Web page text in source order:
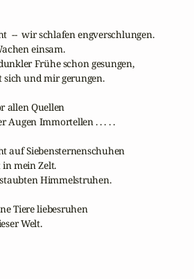
--  wir schlafen engverschlungen.
einsam.
Frühe schon gesungen,
und mir gerungen.
allen Quellen
Augen Immortellen . . . . .
auf Siebensternenschuhen
mein Zelt.
Himmelstruhen.
Tiere liebesruhen
Welt.